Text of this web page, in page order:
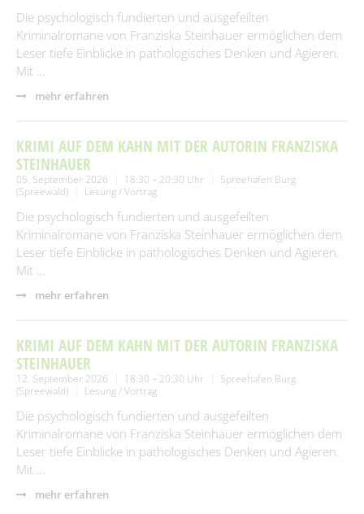
Die psychologisch fundierten und ausgefeilten
Kriminalromane von Franziska Steinhauer ermöglichen dem
Leser tiefe Einblicke in pathologisches Denken und Agieren.
Mit …
mehr erfahren
KRIMI AUF DEM KAHN MIT DER AUTORIN FRANZISKA
STEINHAUER
05. September 2026 18:30 – 20:30 Uhr
Spreehafen Burg
(Spreewald)
Lesung / Vortrag
Die psychologisch fundierten und ausgefeilten
Kriminalromane von Franziska Steinhauer ermöglichen dem
Leser tiefe Einblicke in pathologisches Denken und Agieren.
Mit …
mehr erfahren
KRIMI AUF DEM KAHN MIT DER AUTORIN FRANZISKA
STEINHAUER
12. September 2026 18:30 – 20:30 Uhr
Spreehafen Burg
(Spreewald)
Lesung / Vortrag
Die psychologisch fundierten und ausgefeilten
Kriminalromane von Franziska Steinhauer ermöglichen dem
Leser tiefe Einblicke in pathologisches Denken und Agieren.
Mit …
mehr erfahren